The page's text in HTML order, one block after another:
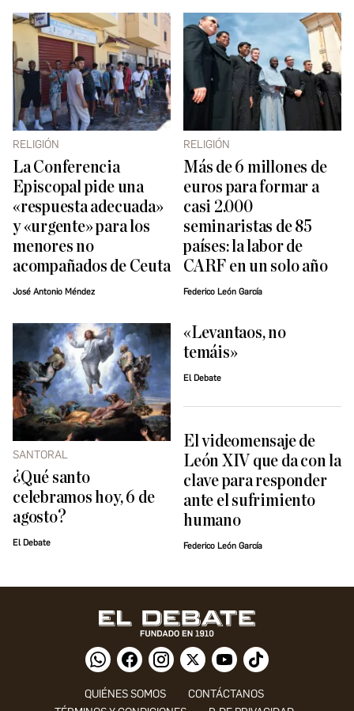
RELIGIÓN
La Conferencia
Episcopal pide una
«respuesta adecuada»
y «urgente» para los
menores no
acompañados de Ceuta
José Antonio Méndez
RELIGIÓN
Más de 6 millones de
euros para formar a
casi 2.000
seminaristas de 85
países: la labor de
CARF en un solo año
Federico León García
SANTORAL
¿Qué santo
celebramos hoy, 6 de
agosto?
El Debate
«Levantaos, no
temáis»
El Debate
El videomensaje de
León XIV que da con la
clave para responder
ante el sufrimiento
humano
Federico León García
QUIÉNES SOMOS
CONTÁCTANOS